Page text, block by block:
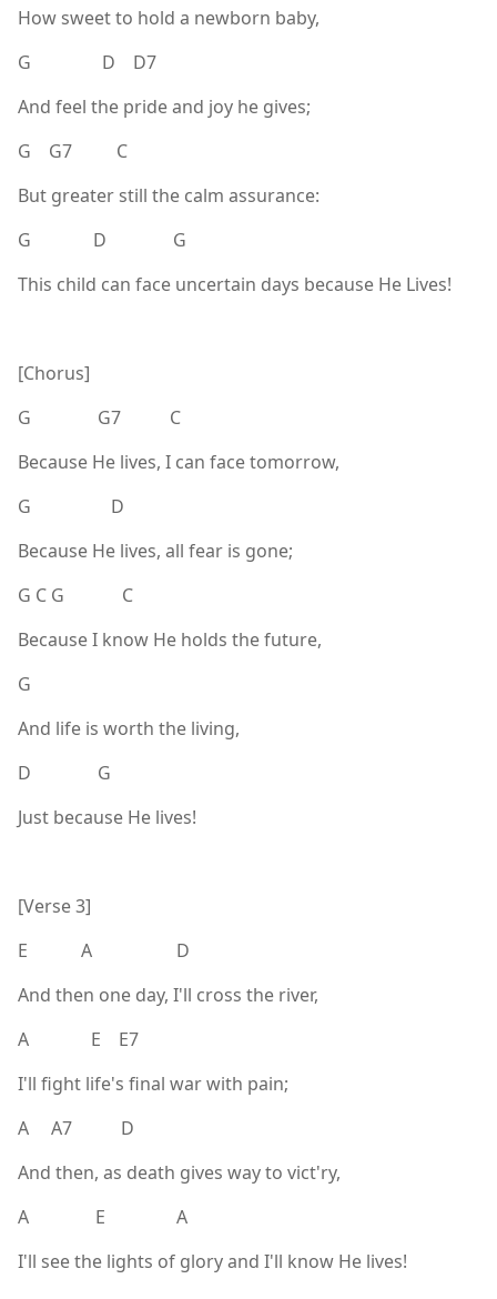
How sweet to hold a newborn baby,
G D D7
And feel the pride and joy he gives;
G G7 C
But greater still the calm assurance:
G D G
This child can face uncertain days because He Lives!
[Chorus]
G G7 C
Because He lives, I can face tomorrow,
G D
Because He lives, all fear is gone;
G C G C
Because I know He holds the future,
G
And life is worth the living,
D G
Just because He lives!
[Verse 3]
E A D
And then one day, I'll cross the river,
A E E7
I'll fight life's final war with pain;
A A7 D
And then, as death gives way to vict'ry,
A E A
I'll see the lights of glory and I'll know He lives!